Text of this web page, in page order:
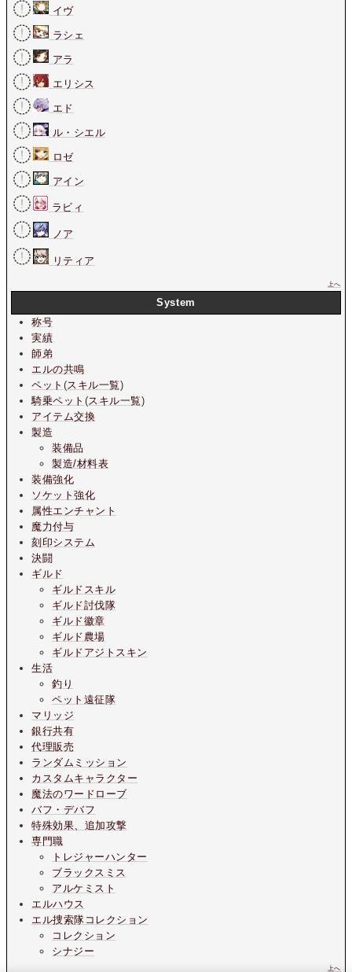
イヴ
ラシェ
アラ
エリシス
エド
ル・シエル
ロゼ
アイン
ラビィ
ノア
リティア
上へ
System
称号
実績
師弟
エルの共鳴
ペット (スキル一覧)
騎乗ペット (スキル一覧)
アイテム交換
製造
装備品
製造/材料表
装備強化
ソケット強化
属性エンチャント
魔力付与
刻印システム
決闘
ギルド
ギルドスキル
ギルド討伐隊
ギルド徽章
ギルド農場
ギルドアジトスキン
生活
釣り
ペット遠征隊
マリッジ
銀行共有
代理販売
ランダムミッション
カスタムキャラクター
魔法のワードローブ
バフ・デバフ
特殊効果、追加攻撃
専門職
トレジャーハンター
ブラックスミス
アルケミスト
エルハウス
エル捜索隊コレクション
コレクション
シナジー
上へ